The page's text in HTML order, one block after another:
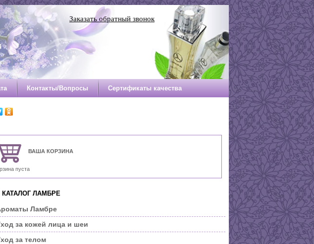
Заказать обратный звонок
Контакты/Вопросы Сертификаты качества
ВАША КОРЗИНА
пуста
КАТАЛОГ ЛАМБРЕ
Ламбре
за кожей лица и шеи
за телом